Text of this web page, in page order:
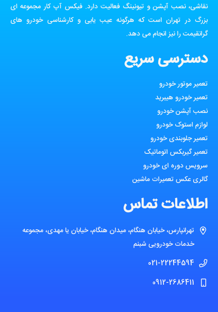
نقاشی، نصب آپشن و تیونینگ فعالیت دارد. فیکس آپ کار مجموعه ای
بزرگ در تهران است که هرگونه عیب یابی و کارشناسی خودرو های
گرانقیمت را نیز انجام می دهد.
دسترسی سریع
تعمیر موتور خودرو
تعمیر خودرو هیبرید
نصب آپشن خودرو
لوازم استوک خودرو
تعمیر جلوبندی خودرو
تعمیر گیربکس اتوماتیک
سرویس دوره ای خودرو
گالری عکس تعمیرات ماشین
اطلاعات تماس
تهرانپارس، خیابان هنگام، میدان هنگام، خیابان یا مهدی، مجموعه
خدمات خودرویی شبنم
021-22244594
0912-2686411